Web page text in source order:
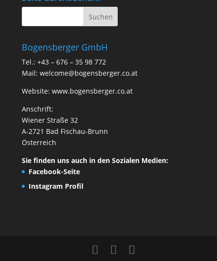
Bogensberger GmbH
Tel.: +43 – 676 – 35 98 772
Mail: welcome@bogensberger.co.at
Website: www.bogensberger.co.at
Anschrift:
Wiener Straße 32
A-2721 Bad Fischau-Brunn
Österreich
Sie finden uns auch in den Sozialen Medien:
Facebook-Seite
Instagram Profil